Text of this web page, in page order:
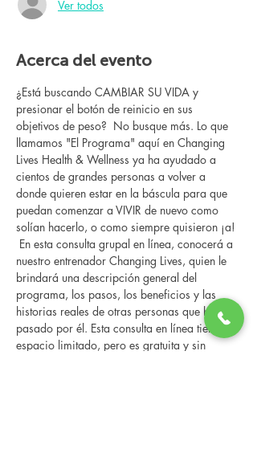
Ver todos
Acerca del evento
¿Está buscando CAMBIAR SU VIDA y
presionar el botón de reinicio en sus
objetivos de peso?  No busque más. Lo que
llamamos "El Programa" aquí en Changing
Lives Health & Wellness ya ha ayudado a
cientos de grandes personas a volver a
donde quieren estar en la báscula para que
puedan comenzar a VIVIR de nuevo como
solían hacerlo, o como siempre quisieron ¡a!
En esta consulta grupal en línea, conocerá a
nuestro entrenador Changing Lives, quien le
brindará una descripción general del
programa, los pasos, los beneficios y las
historias reales de otras personas que han
pasado por él. Esta consulta en línea tiene un
espacio limitado, pero es gratuita y sin